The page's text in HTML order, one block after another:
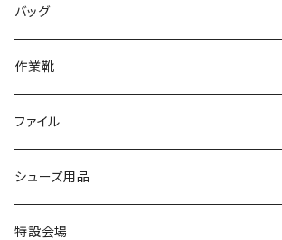
サンダル/クロッグ
ブーツ
作業靴
フォーマル/ビジネス/通学靴
学生靴
オフィスサンダル
上履き/スリッパ
カジュアル
スニーカー
サンダル/クロッグ
レインシューズ
作業靴
フォーマル/ビジネス/通学靴
カジュアル
サンダル/クロッグ
フォーマル
アウトドア/トレッキング
上履き/スリッパ
アディダス adidas
アシックス asics
ブランド3
ヨネックス YONEX
日進ゴム
アディダス
ブランド2
スミクラ
コンバース CONVERSE
アシックス
スケッチャーズ
エムディ企画
バッグ
作業靴
足袋
ナースシューズ
疲れにくいクッション性能
ファイル
20190123nsnk
20190211nattack
シューズ用品
特設会場